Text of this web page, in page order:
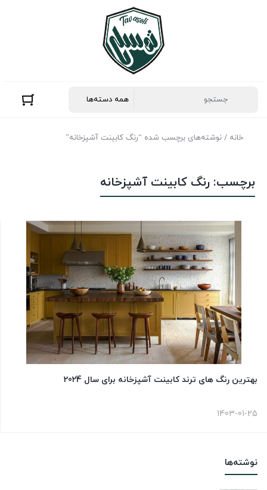
خانه / نوشته‌های برچسب شده “رنگ کابینت آشپزخانه”
نوشته‌ها
برچسب: رنگ کابینت آشپزخانه
بهترین رنگ های ترند کابینت آشپزخانه برای سال 2024
1403-01-25